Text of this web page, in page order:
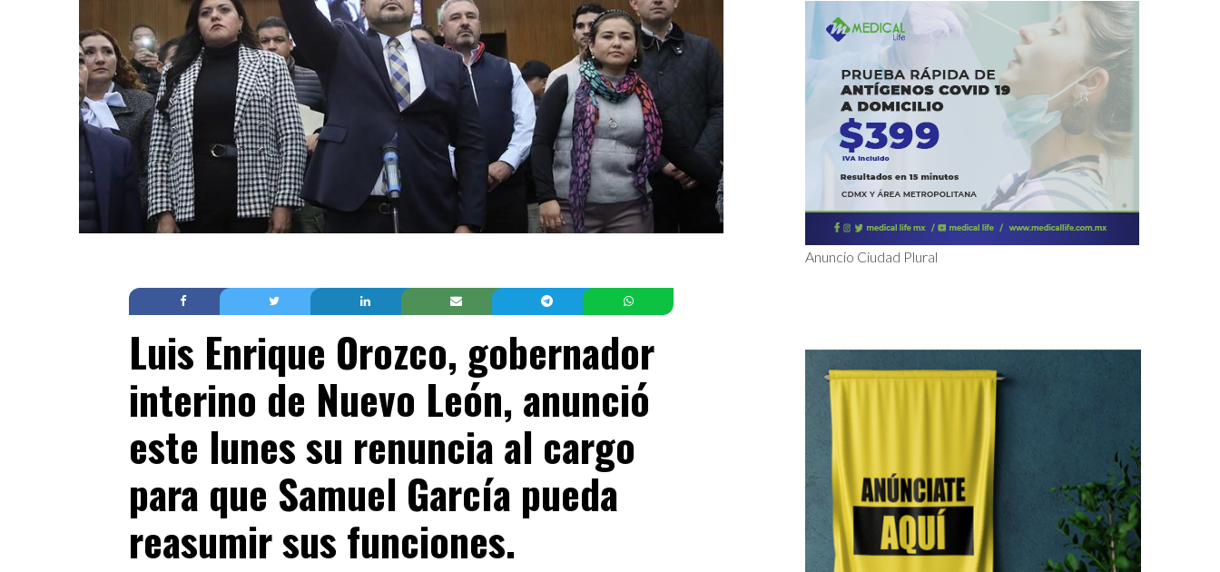
Luis Enrique Orozco, gobernador
interino de Nuevo León, anunció
este lunes su renuncia al cargo
para que Samuel García pueda
reasumir sus funciones.
Anuncio Ciudad Plural